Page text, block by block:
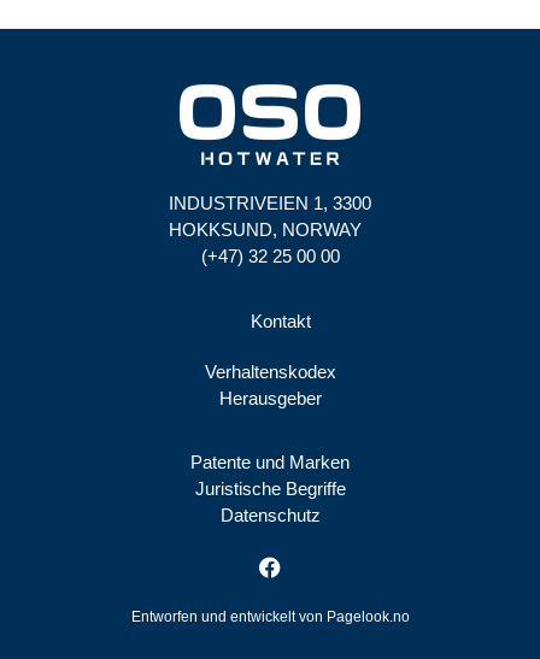
INDUSTRIVEIEN 1, 3300
HOKKSUND, NORWAY
(+47) 32 25 00 00
Kontakt
Verhaltenskodex
Herausgeber
Patente und Marken
Juristische Begriffe
Datenschutz
Entworfen und entwickelt von Pagelook.no